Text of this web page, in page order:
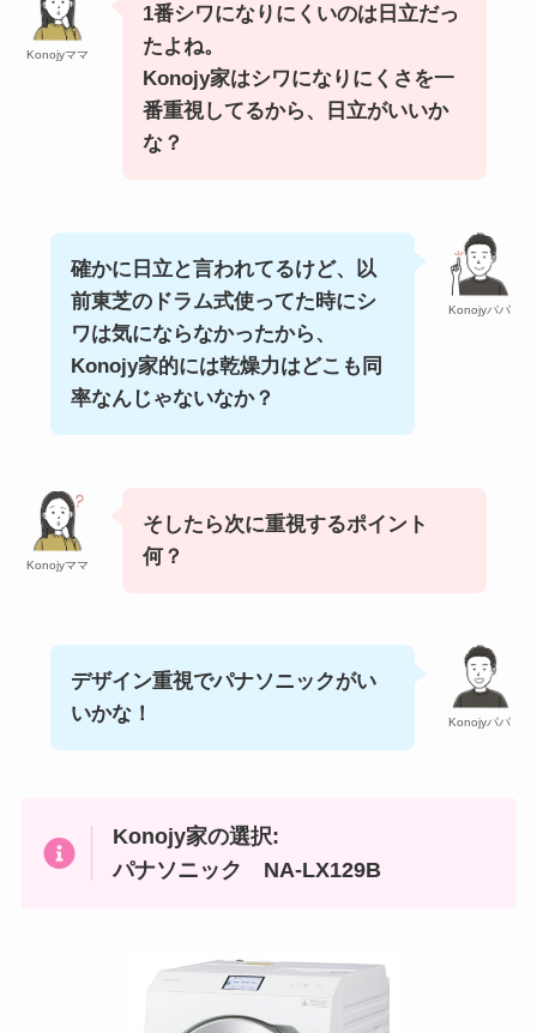
Konojyママ
1番シワになりにくいのは日立だっ
たよね。
Konojy家はシワになりにくさを一
番重視してるから、日立がいいか
な？
Konojyパパ
確かに日立と言われてるけど、以
前東芝のドラム式使ってた時にシ
ワは気にならなかったから、
Konojy家的には乾燥力はどこも同
率なんじゃないなか？
Konojyママ
そしたら次に重視するポイント
何？
Konojyパパ
デザイン重視でパナソニックがい
いかな！
Konojy家の選択:
パナソニック NA-LX129B